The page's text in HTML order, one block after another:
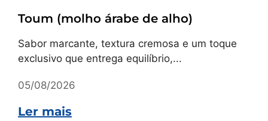
Toum (molho árabe de alho)
Sabor marcante, textura cremosa e um toque
exclusivo que entrega equilíbrio,...
05/08/2026
Ler mais